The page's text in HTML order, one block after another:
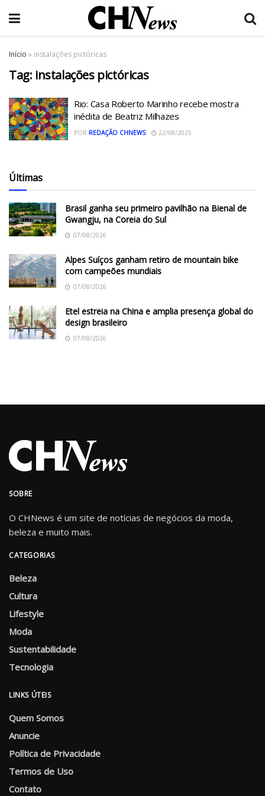
Início » instalações pictóricas
Tag: instalações pictóricas
Rio: Casa Roberto Marinho recebe mostra
inédita de Beatriz Milhazes
POR REDAÇÃO CHNEWS 22/08/2025
Últimas
Brasil ganha seu primeiro pavilhão na Bienal de
Gwangju, na Coreia do Sul
07/08/2026
Alpes Suíços ganham retiro de mountain bike
com campeões mundiais
07/08/2026
Etel estreia na China e amplia presença global do
design brasileiro
07/08/2026
SOBRE
O CHNews é um site de notícias de negócios da moda,
beleza e muito mais.
CATEGORIAS
Beleza
Cultura
Lifestyle
Moda
Sustentabilidade
Tecnologia
LINKS ÚTEIS
Quem Somos
Anuncie
Política de Privacidade
Termos de Uso
Contato